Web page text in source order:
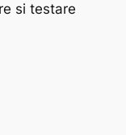
si testare